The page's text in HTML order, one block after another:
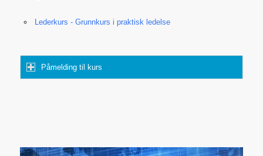
Lederkurs - Grunnkurs i praktisk ledelse
Påmelding til kurs